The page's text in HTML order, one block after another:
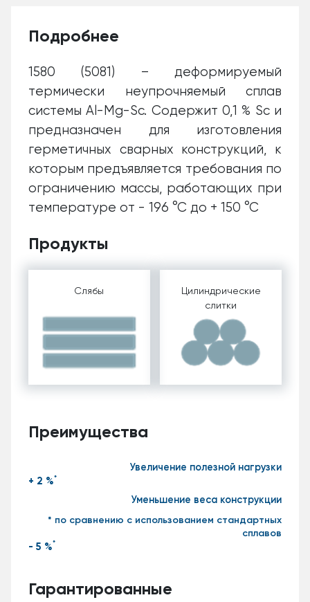
Подробнее
1580 (5081) – деформируемый
термически неупрочняемый сплав
системы Al-Mg-Sc. Содержит 0,1 % Sc и
предназначен для изготовления
герметичных сварных конструкций, к
которым предъявляется требования по
ограничению массы, работающих при
температуре от - 196 °С до + 150 °С
Продукты
Слябы
Цилиндрические
слитки
Преимущества
Увеличение полезной нагрузки
+ 2 %*
Уменьшение веса конструкции
* по сравнению с использованием стандартных
сплавов
- 5 %*
Гарантированные